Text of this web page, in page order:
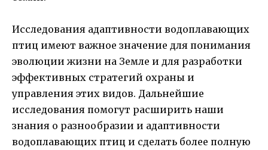
Исследования адаптивности водоплавающих
птиц имеют важное значение для понимания
эволюции жизни на Земле и для разработки
эффективных стратегий охраны и
управления этих видов. Дальнейшие
исследования помогут расширить наши
знания о разнообразии и адаптивности
водоплавающих птиц и сделать более полную